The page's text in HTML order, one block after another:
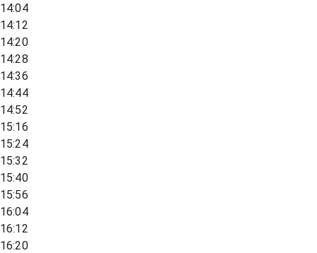
14:04
14:12
14:20
14:28
14:36
14:44
14:52
15:16
15:24
15:32
15:40
15:56
16:04
16:12
16:20